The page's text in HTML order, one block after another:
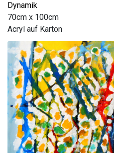
Dynamik
70cm x 100cm
Acryl auf Karton